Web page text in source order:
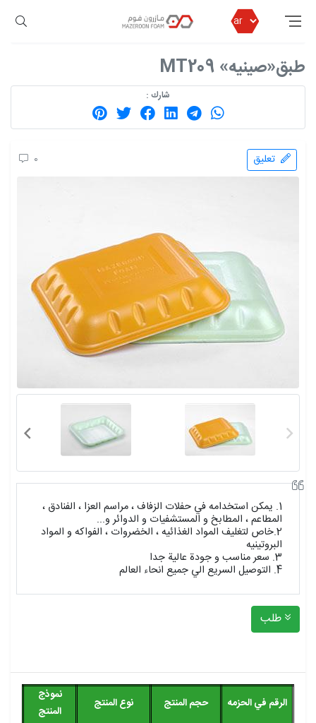
مازرون فوم المحصول
اطباق استخدام مره واحده
طبق«صينيه» MT209
طبق«صينيه» MT209
شارك :
0
1. يمكن استخدامه في حفلات الزفاف ، مراسم العزا ، الفنادق ،
المطاعم ، المطابخ و المستشفيات و الدوائر و...
2.خاص لتغليف المواد الغذائيه ، الخضروات ، الفواكه و المواد
البروتينيه
3. سعر مناسب و جودة عالية جدا
4. التوصيل السريع الي جميع انحاء العالم
طلب
نموذج
المنتج
نوع المنتج حجم المنتج الرقم في الحزمه